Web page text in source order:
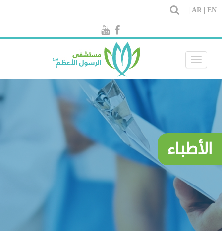
AR | EN |
Toggle
navigation
الأطباء